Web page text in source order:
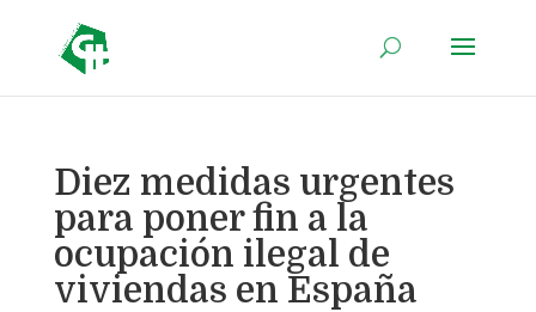
Diez medidas urgentes
para poner fin a la
ocupación ilegal de
viviendas en España